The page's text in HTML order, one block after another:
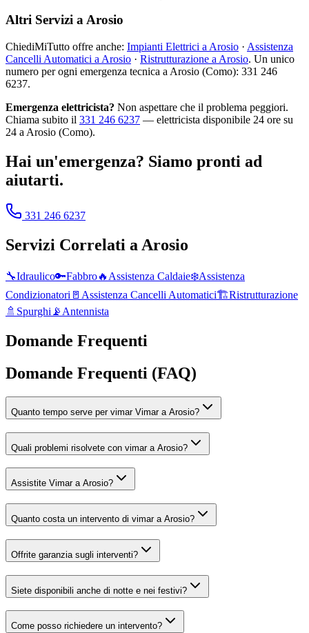
Altri Servizi a Arosio
ChiediMiTutto offre anche: Impianti Elettrici a Arosio · Assistenza
Cancelli Automatici a Arosio · Ristrutturazione a Arosio. Un unico
numero per ogni emergenza tecnica a Arosio (Como): 331 246
6237.
Emergenza elettricista? Non aspettare che il problema peggiori.
Chiama subito il 331 246 6237 — elettricista disponibile 24 ore su
24 a Arosio (Como).
Hai un'emergenza? Siamo pronti ad
aiutarti.
331 246 6237
Servizi Correlati aArosio
🔧Idraulico🔑Fabbro🔥 Assistenza Caldaie❄️Assistenza
Condizionatori 🚪 Assistenza Cancelli Automatici🏗️Ristrutturazione
🚿 Spurghi 📡 Antennista
Domande Frequenti
Domande Frequenti (FAQ)
Quanto tempo serve per vimar Vimar a Arosio?
Quali problemi risolvete con vimar a Arosio?
Assistite Vimar a Arosio?
Quanto costa un intervento di vimar a Arosio?
Offrite garanzia sugli interventi?
Siete disponibili anche di notte e nei festivi?
Come posso richiedere un intervento?